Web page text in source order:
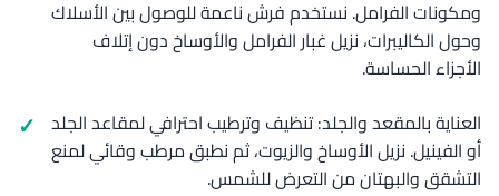
ومكونات الفرامل. نستخدم فرش ناعمة للوصول بين الأسلاك
وحول الكاليبرات، نزيل غبار الفرامل والأوساخ دون إتلاف
الأجزاء الحساسة.
العناية بالمقعد والجلد: تنظيف وترطيب احترافي لمقاعد الجلد
أو الفينيل. نزيل الأوساخ والزيوت، ثم نطبق مرطب وقائي لمنع
التشقق والبهتان من التعرض للشمس.